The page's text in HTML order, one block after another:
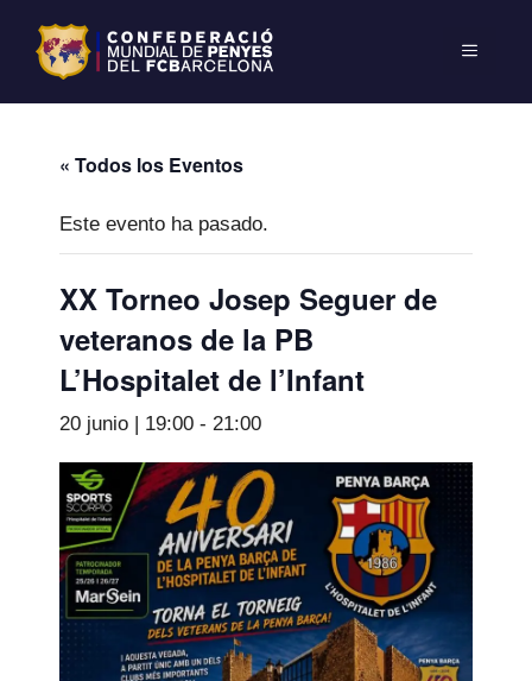
« Todos los Eventos
Este evento ha pasado.
XX Torneo Josep Seguer de
veteranos de la PB
L’Hospitalet de l’Infant
20 junio | 19:00 - 21:00